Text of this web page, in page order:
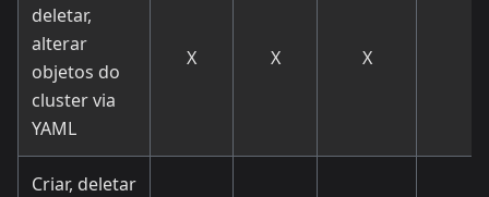
deletar,
alterar
objetos do
cluster via
YAML
X X X
Criar, deletar